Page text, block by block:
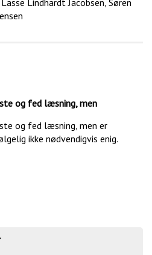
og fed læsning, men
og fed læsning, men er
ikke nødvendigvis enig.